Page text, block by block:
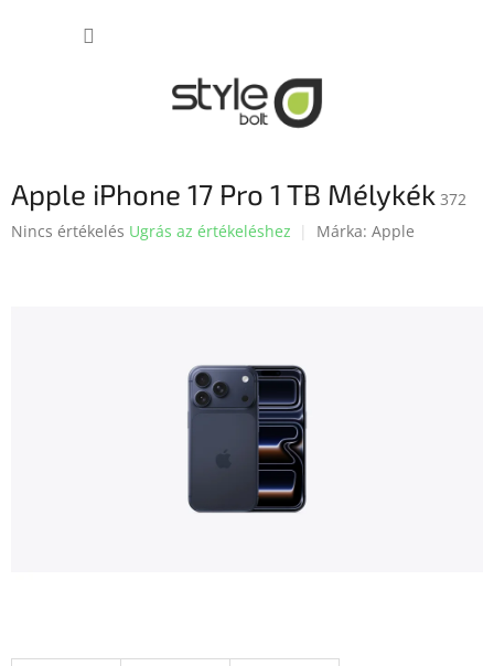
Apple iPhone 17 Pro 1 TB Mélykék 372
A
Nincs értékelés Ugrás az értékeléshez Márka: Apple